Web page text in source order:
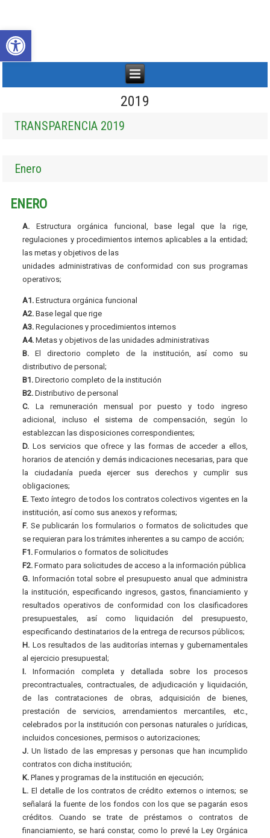
2019
TRANSPARENCIA 2019
Enero
ENERO
A. Estructura orgánica funcional, base legal que la rige,
regulaciones y procedimientos internos aplicables a la entidad;
las metas y objetivos de las
unidades administrativas de conformidad con sus programas
operativos;
A1. Estructura orgánica funcional
A2. Base legal que rige
A3. Regulaciones y procedimientos internos
A4. Metas y objetivos de las unidades administrativas
B. El directorio completo de la institución, así como su
distributivo de personal;
B1. Directorio completo de la institución
B2. Distributivo de personal
C. La remuneración mensual por puesto y todo ingreso
adicional, incluso el sistema de compensación, según lo
establezcan las disposiciones correspondientes;
D. Los servicios que ofrece y las formas de acceder a ellos,
horarios de atención y demás indicaciones necesarias, para que
la ciudadanía pueda ejercer sus derechos y cumplir sus
obligaciones;
E. Texto íntegro de todos los contratos colectivos vigentes en la
institución, así como sus anexos y reformas;
F. Se publicarán los formularios o formatos de solicitudes que
se requieran para los trámites inherentes a su campo de acción;
F1. Formularios o formatos de solicitudes
F2. Formato para solicitudes de acceso a la información pública
G. Información total sobre el presupuesto anual que administra
la institución, especificando ingresos, gastos, financiamiento y
resultados operativos de conformidad con los clasificadores
presupuestales, así como liquidación del presupuesto,
especificando destinatarios de la entrega de recursos públicos;
H. Los resultados de las auditorías internas y gubernamentales
al ejercicio presupuestal;
I. Información completa y detallada sobre los procesos
precontractuales, contractuales, de adjudicación y liquidación,
de las contrataciones de obras, adquisición de bienes,
prestación de servicios, arrendamientos mercantiles, etc.,
celebrados por la institución con personas naturales o jurídicas,
incluidos concesiones, permisos o autorizaciones;
J. Un listado de las empresas y personas que han incumplido
contratos con dicha institución;
K. Planes y programas de la institución en ejecución;
L. El detalle de los contratos de crédito externos o internos; se
señalará la fuente de los fondos con los que se pagarán esos
créditos. Cuando se trate de préstamos o contratos de
financiamiento, se hará constar, como lo prevé la Ley Orgánica
Abrir barra de herramientas